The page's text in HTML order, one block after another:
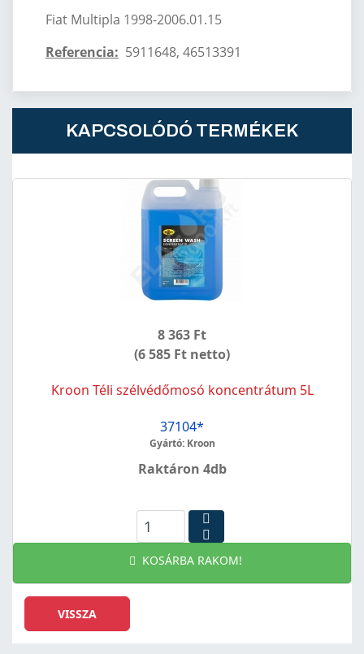
Fiat Multipla 1998-2006.01.15
Referencia: 5911648, 46513391
KAPCSOLÓDÓ TERMÉKEK
8 363 Ft
(6 585 Ft netto)
Kroon Téli szélvédőmosó koncentrátum 5L
37104*
Gyártó: Kroon
Raktáron 4db
KOSÁRBA RAKOM!